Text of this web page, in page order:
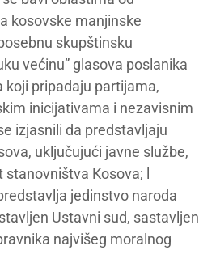
kosovske manjinske
skupštinsku
većinu” glasova poslanika
koji pripadaju partijama,
inicijativama i nezavisnim
izjasnili da predstavljaju
uključujući javne službe,
Kosova; l
jedinstvo naroda
Ustavni sud, sastavljen
najvišeg moralnog